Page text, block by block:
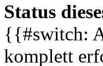
Status
{{#switch:
komplett